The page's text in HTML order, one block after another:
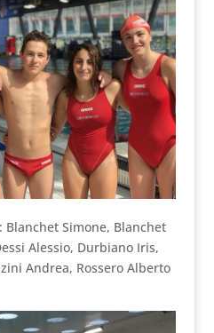
Simone, Blanchet
Alessio, Durbiano Iris,
Andrea, Rossero Alberto